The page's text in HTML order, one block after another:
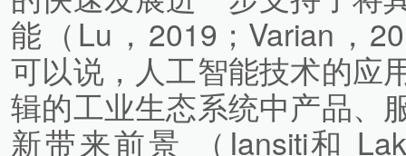
能（Lu，2019；Varian，
可以说，人工智能技术的应
辑的工业生态系统中产品、
新带来前景 （Iansiti和